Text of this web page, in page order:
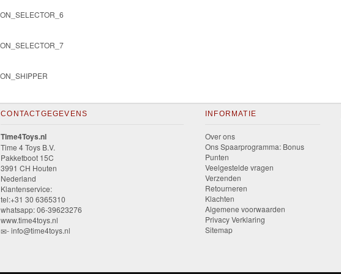
CONTACTGEGEVENS
Time4Toys.nl
Time 4 Toys B.V.
Pakketboot 15C
3991 CH Houten
Nederland
Klantenservice:
tel:+31 30 6365310
whatsapp: 06-39623276
www.time4toys.nl
- info@time4toys.nl
INFORMATIE
Over ons
Ons Spaarprogramma: Bonus
Punten
Veelgestelde vragen
Verzenden
Retourneren
Klachten
Algemene voorwaarden
Privacy Verklaring
Sitemap